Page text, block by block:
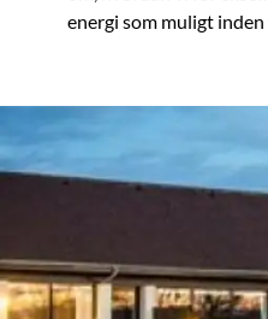
energi som muligt inden